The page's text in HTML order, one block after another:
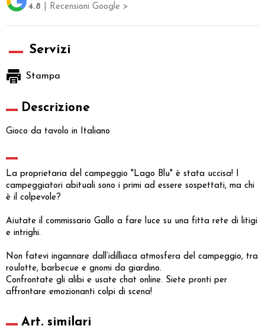
4.8 | Recensioni Google >
Servizi
Stampa
Descrizione
Gioco da tavolo in Italiano
La proprietaria del campeggio "Lago Blu" è stata uccisa! I
campeggiatori abituali sono i primi ad essere sospettati, ma chi
è il colpevole?
Aiutate il commissario Gallo a fare luce su una fitta rete di litigi
e intrighi.
Non fatevi ingannare dall’idilliaca atmosfera del campeggio, tra
roulotte, barbecue e gnomi da giardino.
Confrontate gli alibi e usate chat online. Siete pronti per
affrontare emozionanti colpi di scena!
Art. similari